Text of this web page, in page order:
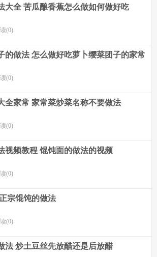
大全 苦瓜酿香蕉怎么做如何做好吃
(0)
的做法 怎么做好吃萝卜缨菜团子的家常
(0)
全家常 家常菜炒菜名称不要做法
(0)
视频教程 馄饨面的做法的视频
(0)
宗馄饨的做法
(0)
法 炒土豆丝先放醋还是后放醋